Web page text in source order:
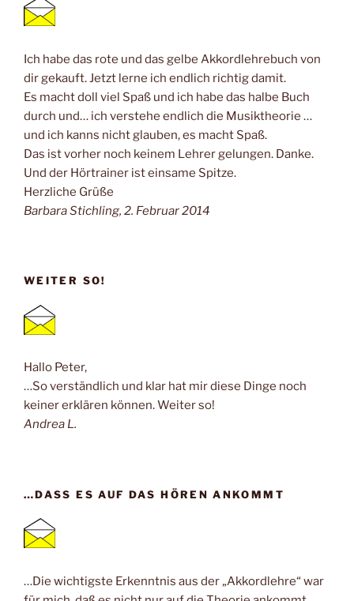
Ich habe das rote und das gelbe Akkordlehrebuch von
dir gekauft. Jetzt lerne ich endlich richtig damit.
Es macht doll viel Spaß und ich habe das halbe Buch
durch und… ich verstehe endlich die Musiktheorie …
und ich kanns nicht glauben, es macht Spaß.
Das ist vorher noch keinem Lehrer gelungen. Danke.
Und der Hörtrainer ist einsame Spitze.
Herzliche Grüße
Barbara Stichling, 2. Februar 2014
WEITER SO!
Hallo Peter,
…So verständlich und klar hat mir diese Dinge noch
keiner erklären können. Weiter so!
Andrea L.
…DASS ES AUF DAS HÖREN ANKOMMT
…Die wichtigste Erkenntnis aus der „Akkordlehre“ war